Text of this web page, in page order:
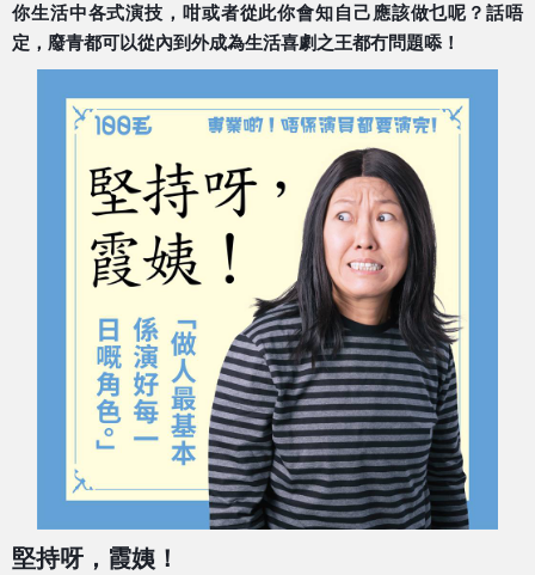
你生活中各式演技，咁或者從此你會知自己應該做乜呢？話唔
定，廢青都可以從內到外成為生活喜劇之王都冇問題㖭！
堅持呀，霞姨！